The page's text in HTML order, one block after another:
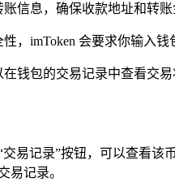
信息，确保收款地址和转
，imToken 会要求你输入
钱包的交易记录中查看交
易记录”按钮，可以查看
易记录。